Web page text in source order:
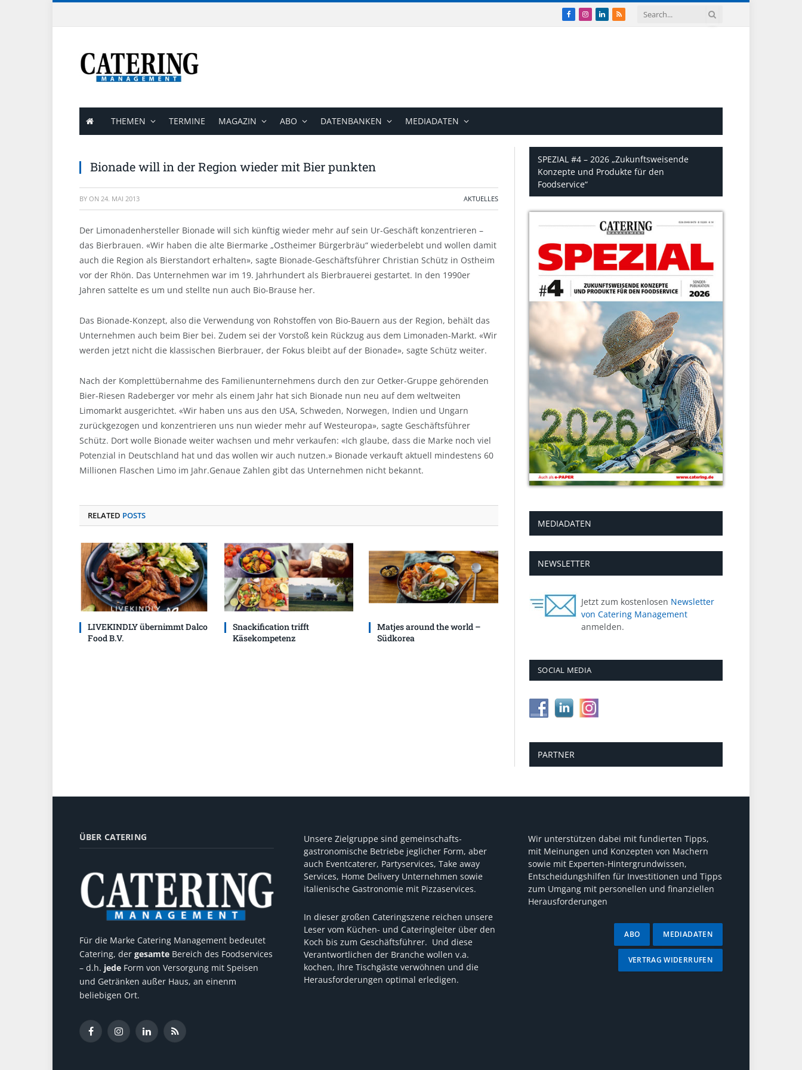
Facebook
Instagram
LinkedIn
RSS
THEMEN TERMINE MAGAZIN ABO DATENBANKEN MEDIADATEN
Bionade will in der Region wieder mit Bier punkten
BY ON 24. MAI 2013 AKTUELLES
Der Limonadenhersteller Bionade will sich künftig wieder mehr auf sein Ur-Geschäft konzentrieren –
das Bierbrauen. «Wir haben die alte Biermarke „Ostheimer Bürgerbräu“ wiederbelebt und wollen damit
auch die Region als Bierstandort erhalten», sagte Bionade-Geschäftsführer Christian Schütz in Ostheim
vor der Rhön. Das Unternehmen war im 19. Jahrhundert als Bierbrauerei gestartet. In den 1990er
Jahren sattelte es um und stellte nun auch Bio-Brause her.
Das Bionade-Konzept, also die Verwendung von Rohstoffen von Bio-Bauern aus der Region, behält das
Unternehmen auch beim Bier bei. Zudem sei der Vorstoß kein Rückzug aus dem Limonaden-Markt. «Wir
werden jetzt nicht die klassischen Bierbrauer, der Fokus bleibt auf der Bionade», sagte Schütz weiter.
Nach der Komplettübernahme des Familienunternehmens durch den zur Oetker-Gruppe gehörenden
Bier-Riesen Radeberger vor mehr als einem Jahr hat sich Bionade nun neu auf dem weltweiten
Limomarkt ausgerichtet. «Wir haben uns aus den USA, Schweden, Norwegen, Indien und Ungarn
zurückgezogen und konzentrieren uns nun wieder mehr auf Westeuropa», sagte Geschäftsführer
Schütz. Dort wolle Bionade weiter wachsen und mehr verkaufen: «Ich glaube, dass die Marke noch viel
Potenzial in Deutschland hat und das wollen wir auch nutzen.» Bionade verkauft aktuell mindestens 60
Millionen Flaschen Limo im Jahr.Genaue Zahlen gibt das Unternehmen nicht bekannt.
RELATED POSTS
LIVEKINDLY übernimmt Dalco
Food B.V.
Snackification trifft
Käsekompetenz
Matjes around the world –
Südkorea
SPEZIAL #4 – 2026 „Zukunftsweisende
Konzepte und Produkte für den
Foodservice“
MEDIADATEN
NEWSLETTER
Jetzt zum kostenlosen Newsletter
von Catering Management
anmelden.
SOCIAL MEDIA
PARTNER
ÜBER CATERING
Für die Marke Catering Management bedeutet
Catering, der gesamte Bereich des Foodservices
– d.h. jede Form von Versorgung mit Speisen
und Getränken außer Haus, an einenm
beliebigen Ort.
FacebookInstagramLinkedInRSS
Unsere Zielgruppe sind gemeinschafts-
gastronomische Betriebe jeglicher Form, aber
auch Eventcaterer, Partyservices, Take away
Services, Home Delivery Unternehmen sowie
italienische Gastronomie mit Pizzaservices.
In dieser großen Cateringszene reichen unsere
Leser vom Küchen- und Cateringleiter über den
Koch bis zum Geschäftsführer. Und diese
Verantwortlichen der Branche wollen v.a.
kochen, Ihre Tischgäste verwöhnen und die
Herausforderungen optimal erledigen.
Wir unterstützen dabei mit fundierten Tipps,
mit Meinungen und Konzepten von Machern
sowie mit Experten-Hintergrundwissen,
Entscheidungshilfen für Investitionen und Tipps
zum Umgang mit personellen und finanziellen
Herausforderungen
MEDIADATEN
ABO
VERTRAG WIDERRUFEN